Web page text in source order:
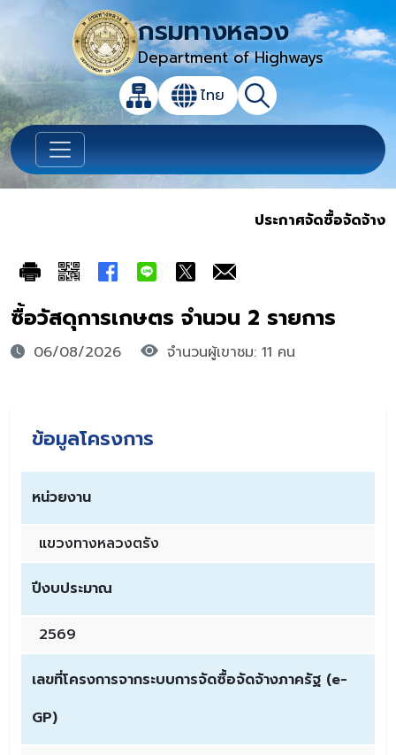
กรมทางหลวง
Department of Highways
แผนผังเว็บไซต์
เปลี่ยนภาษา
ไทย ค้นหา
เปิดกล่องค้นหาข้อมูลหลักของเว็บไซต์
ประกาศจัดซื้อจัดจ้าง
ซื้อวัสดุการเกษตร จำนวน 2 รายการ
06/08/2026 จำนวนผู้เขาชม: 11 คน
ข้อมูลโครงการ
หน่วยงาน
แขวงทางหลวงตรัง
ปีงบประมาณ
2569
เลขที่โครงการจากระบบการจัดซื้อจัดจ้างภาครัฐ (e-
GP)